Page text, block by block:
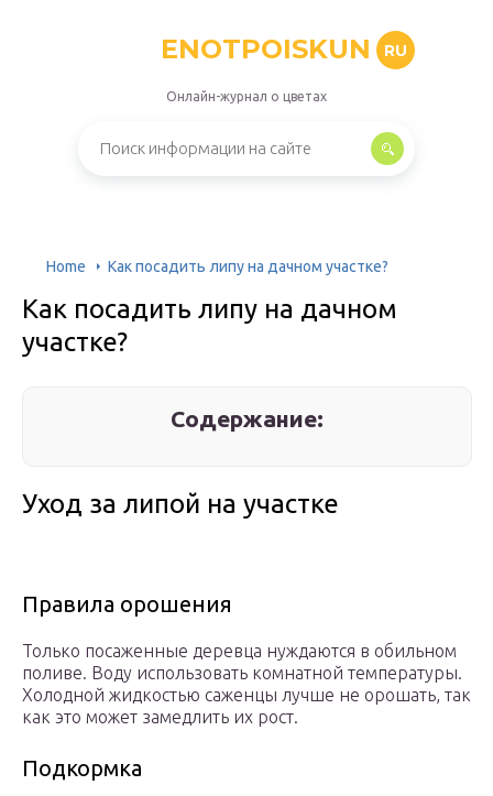
ENOTPOISKUN RU
Онлайн-журнал о цветах
Home Как посадить липу на дачном участке?
Как посадить липу на дачном
участке?
Содержание:
Уход за липой на участке
Правила орошения
Только посаженные деревца нуждаются в обильном
поливе. Воду использовать комнатной температуры.
Холодной жидкостью саженцы лучше не орошать, так
как это может замедлить их рост.
Подкормка